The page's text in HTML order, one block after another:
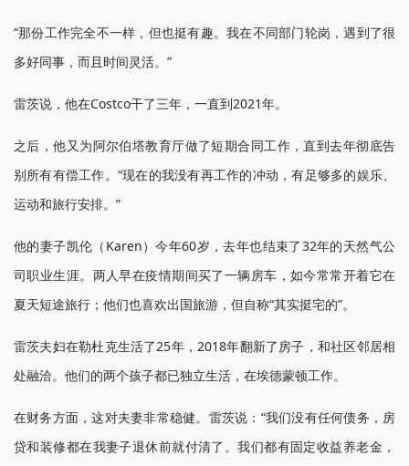
“那份工作完全不一样，但也挺有趣。我在不同部门轮岗，遇到了很
多好同事，而且时间灵活。”
雷茨说，他在Costco干了三年，一直到2021年。
之后，他又为阿尔伯塔教育厅做了短期合同工作，直到去年彻底告
别所有有偿工作。“现在的我没有再工作的冲动，有足够多的娱乐、
运动和旅行安排。”
他的妻子凯伦（Karen）今年60岁，去年也结束了32年的天然气公
司职业生涯。两人早在疫情期间买了一辆房车，如今常常开着它在
夏天短途旅行；他们也喜欢出国旅游，但自称“其实挺宅的”。
雷茨夫妇在勒杜克生活了25年，2018年翻新了房子，和社区邻居相
处融洽。他们的两个孩子都已独立生活，在埃德蒙顿工作。
在财务方面，这对夫妻非常稳健。雷茨说：“我们没有任何债务，房
贷和装修都在我妻子退休前就付清了。我们都有固定收益养老金，